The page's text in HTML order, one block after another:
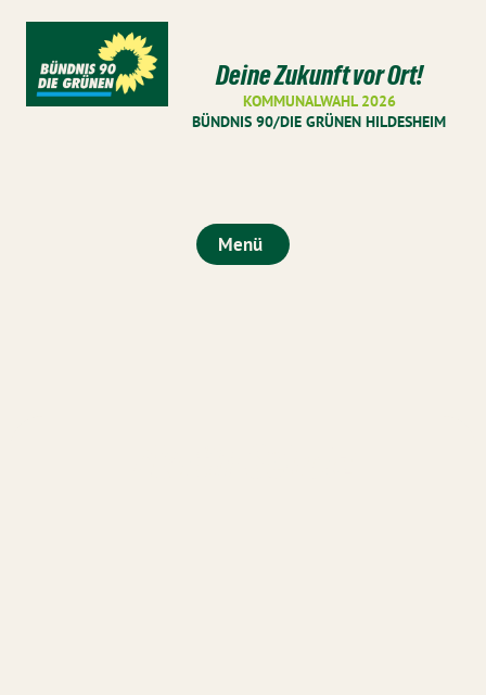
Deine Zukunft vor Ort!
KOMMUNALWAHL 2026
BÜNDNIS 90/DIE GRÜNEN HILDESHEIM
Menü